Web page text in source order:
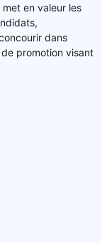
met en valeur les
dans
promotion visant